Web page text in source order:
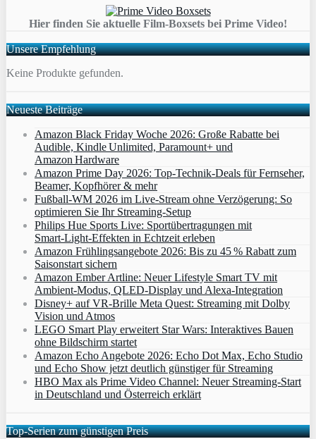
Hier finden Sie aktuelle Film-Boxsets bei Prime Video!
Unsere Empfehlung
Keine Produkte gefunden.
Neueste Beiträge
Amazon Black Friday Woche 2026: Große Rabatte bei
Audible, Kindle Unlimited, Paramount+ und
Amazon Hardware
Amazon Prime Day 2026: Top-Technik-Deals für Fernseher,
Beamer, Kopfhörer & mehr
Fußball-WM 2026 im Live-Stream ohne Verzögerung: So
optimieren Sie Ihr Streaming-Setup
Philips Hue Sports Live: Sportübertragungen mit
Smart‑Light‑Effekten in Echtzeit erleben
Amazon Frühlingsangebote 2026: Bis zu 45 % Rabatt zum
Saisonstart sichern
Amazon Ember Artline: Neuer Lifestyle Smart TV mit
Ambient‑Modus, QLED‑Display und Alexa‑Integration
Disney+ auf VR-Brille Meta Quest: Streaming mit Dolby
Vision und Atmos
LEGO Smart Play erweitert Star Wars: Interaktives Bauen
ohne Bildschirm startet
Amazon Echo Angebote 2026: Echo Dot Max, Echo Studio
und Echo Show jetzt deutlich günstiger für Streaming
HBO Max als Prime Video Channel: Neuer Streaming‑Start
in Deutschland und Österreich erklärt
Top-Serien zum günstigen Preis